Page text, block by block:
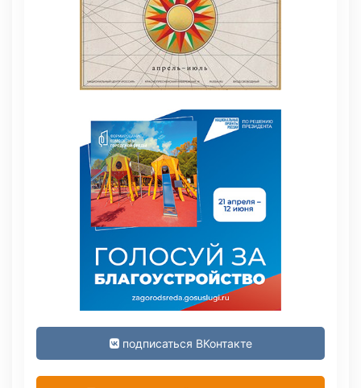
подписаться ВКонтакте